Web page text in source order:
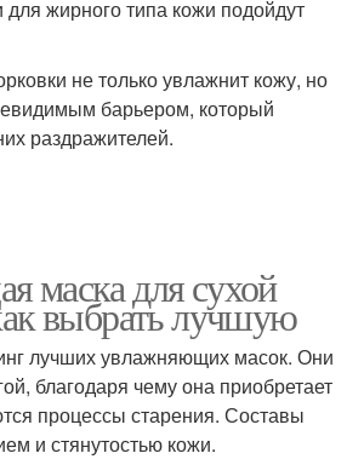
жирного типа кожи подойдут
не только увлажнит кожу, но
барьером, который
раздражителей.
маска для сухой
выбрать лучшую
лучших увлажняющих масок. Они
благодаря чему она приобретает
процессы старения. Составы
и стянутостью кожи.